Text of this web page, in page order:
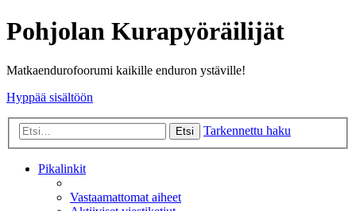
Pohjolan Kurapyöräilijät
Matkaendurofoorumi kaikille enduron ystäville!
Hyppää sisältöön
Etsi Tarkennettu haku
Pikalinkit
Vastaamattomat aiheet